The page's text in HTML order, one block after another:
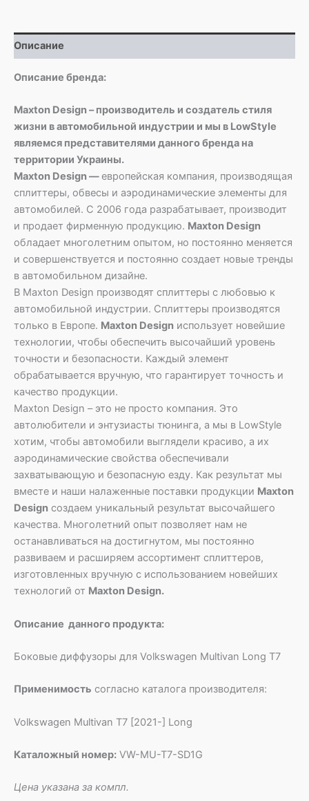
Описание
Описание бренда:
Maxton Design – производитель и создатель стиля
жизни в автомобильной индустрии и мы в LowStyle
являемся представителями данного бренда на
территории Украины.
Maxton Design —европейская компания, производящая
сплиттеры, обвесы и аэродинамические элементы для
автомобилей. С 2006 года разрабатывает, производит
и продает фирменную продукцию. Maxton Design
обладает многолетним опытом, но постоянно меняется
и совершенствуется и постоянно создает новые тренды
в автомобильном дизайне.
В Maxton Design производят сплиттеры с любовью к
автомобильной индустрии. Сплиттеры производятся
только в Европе. Maxton Design использует новейшие
технологии, чтобы обеспечить высочайший уровень
точности и безопасности. Каждый элемент
обрабатывается вручную, что гарантирует точность и
качество продукции.
Maxton Design – это не просто компания. Это
автолюбители и энтузиасты тюнинга, а мы в LowStyle
хотим, чтобы автомобили выглядели красиво, а их
аэродинамические свойства обеспечивали
захватывающую и безопасную езду. Как результат мы
вместе и наши налаженные поставки продукции Maxton
Design создаем уникальный результат высочайшего
качества. Многолетний опыт позволяет нам не
останавливаться на достигнутом, мы постоянно
развиваем и расширяем ассортимент сплиттеров,
изготовленных вручную с использованием новейших
технологий от Maxton Design.
Описание данного продукта:
Боковые диффузоры для Volkswagen Multivan Long T7
Применимость согласно каталога производителя:
Volkswagen Multivan T7 [2021-] Long
Каталожный номер: VW-MU-T7-SD1G
Цена указана за компл.